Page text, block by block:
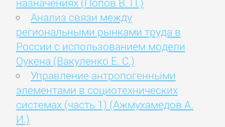
Анализ связи между
региональными рынками труда в
России с использованием модели
Оукена (Вакуленко Е. С.)
Управление антропогенными
элементами в социотехнических
системах (часть 1) (Ажмухамедов А.
И.)